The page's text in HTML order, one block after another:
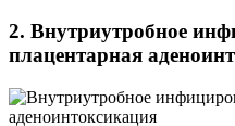
2. Внутриутробное
плацентарная